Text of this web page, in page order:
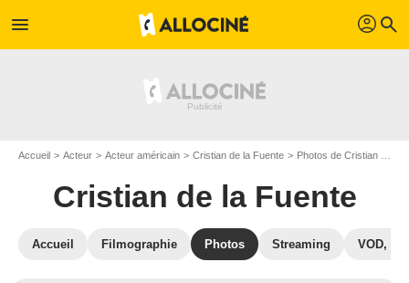
menu profil search
Accueil Acteur Acteur américain Cristian de la Fuente Photos de Cristian de la Fuente
Cristian de la Fuente
Accueil Filmographie Photos Streaming VOD,